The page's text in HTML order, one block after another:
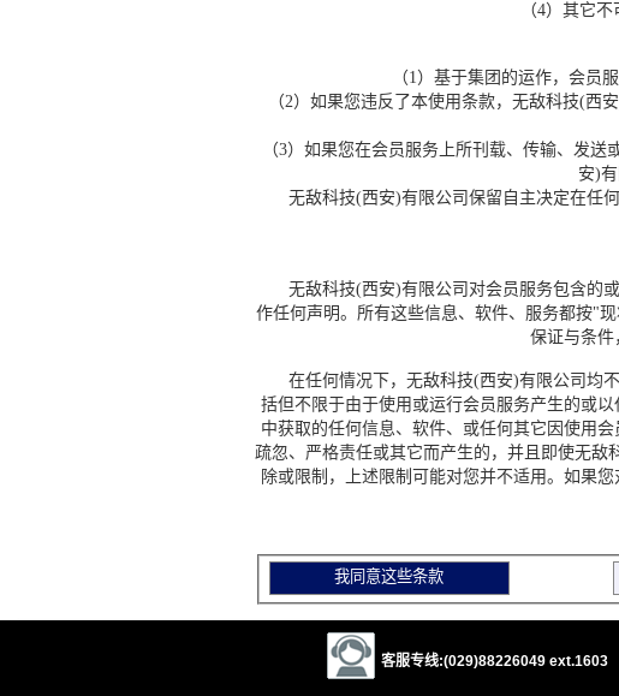
（4）其它
（1）基于集团的运作，会员
（2）如果您违反了本使用条款，无敌科技(西
（3）如果您在会员服务上所刊载、传输、发
安)
无敌科技(西安)有限公司保留自主决定在任何
无敌科技(西安)有限公司对会员服务包含的或
作任何声明。所有这些信息、软件、服务都按"
保证与条件
在任何情况下，无敌科技(西安)有限公司均不
括但不限于由于使用或运行会员服务产生的或
中获取的任何信息、软件、或任何其它因使用
疏忽、严格责任或其它而产生的，并且即使无
除或限制，上述限制可能对您并不适用。如果
您
客服专线:(029)88226049 ext.1603